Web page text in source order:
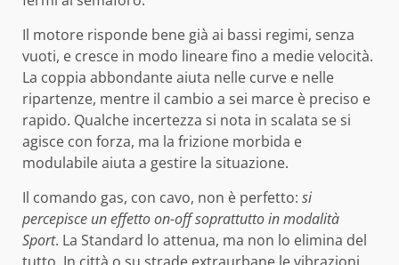
Il motore risponde bene già ai bassi regimi, senza
vuoti, e cresce in modo lineare fino a medie velocità.
La coppia abbondante aiuta nelle curve e nelle
ripartenze, mentre il cambio a sei marce è preciso e
rapido. Qualche incertezza si nota in scalata se si
agisce con forza, ma la frizione morbida e
modulabile aiuta a gestire la situazione.
Il comando gas, con cavo, non è perfetto: si
percepisce un effetto on-off soprattutto in modalità
Sport. La Standard lo attenua, ma non lo elimina del